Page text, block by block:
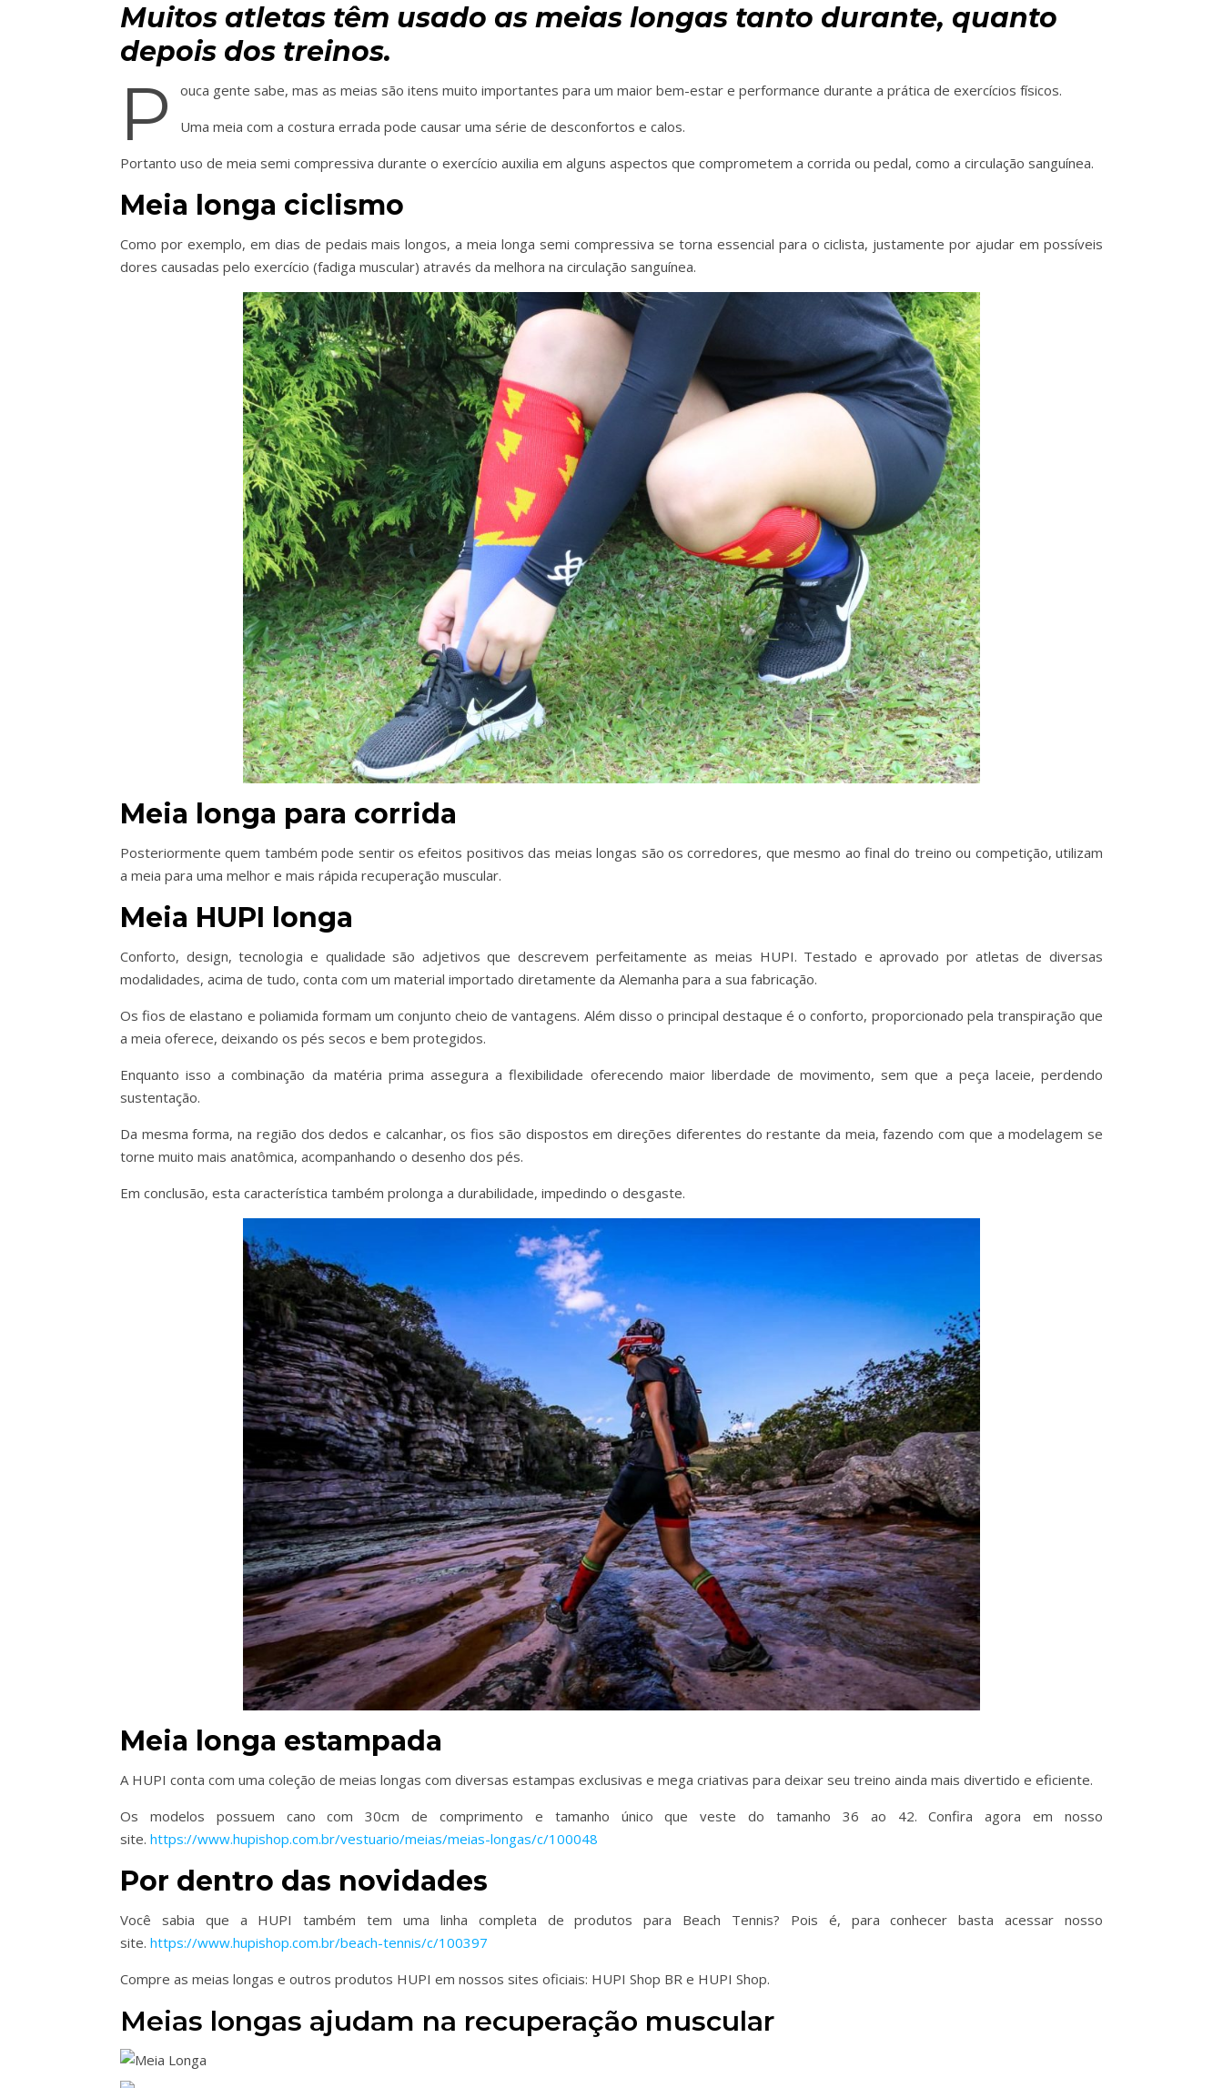
Muitos atletas têm usado as meias longas tanto durante, quanto
depois dos treinos.
P
ouca gente sabe, mas as meias são itens muito importantes para um maior bem-estar e performance durante a prática de exercícios físicos.
Uma meia com a costura errada pode causar uma série de desconfortos e calos.
Portanto uso de meia semi compressiva durante o exercício auxilia em alguns aspectos que comprometem a corrida ou pedal, como a circulação sanguínea.
Meia longa ciclismo
Como por exemplo, em dias de pedais mais longos, a meia longa semi compressiva se torna essencial para o ciclista, justamente por ajudar em possíveis
dores causadas pelo exercício (fadiga muscular) através da melhora na circulação sanguínea.
Meia longa para corrida
Posteriormente quem também pode sentir os efeitos positivos das meias longas são os corredores, que mesmo ao final do treino ou competição, utilizam
a meia para uma melhor e mais rápida recuperação muscular.
Meia HUPI longa
Conforto, design, tecnologia e qualidade são adjetivos que descrevem perfeitamente as meias HUPI. Testado e aprovado por atletas de diversas
modalidades, acima de tudo, conta com um material importado diretamente da Alemanha para a sua fabricação.
Os fios de elastano e poliamida formam um conjunto cheio de vantagens. Além disso o principal destaque é o conforto, proporcionado pela transpiração que
a meia oferece, deixando os pés secos e bem protegidos.
Enquanto isso a combinação da matéria prima assegura a flexibilidade oferecendo maior liberdade de movimento, sem que a peça laceie, perdendo
sustentação.
Da mesma forma, na região dos dedos e calcanhar, os fios são dispostos em direções diferentes do restante da meia, fazendo com que a modelagem se
torne muito mais anatômica, acompanhando o desenho dos pés.
Em conclusão, esta característica também prolonga a durabilidade, impedindo o desgaste.
Meia longa estampada
A HUPI conta com uma coleção de meias longas com diversas estampas exclusivas e mega criativas para deixar seu treino ainda mais divertido e eficiente.
Os modelos possuem cano com 30cm de comprimento e tamanho único que veste do tamanho 36 ao 42. Confira agora em nosso
site. https://www.hupishop.com.br/vestuario/meias/meias-longas/c/100048
Por dentro das novidades
Você sabia que a HUPI também tem uma linha completa de produtos para Beach Tennis? Pois é, para conhecer basta acessar nosso
site. https://www.hupishop.com.br/beach-tennis/c/100397
Compre as meias longas e outros produtos HUPI em nossos sites oficiais: HUPI Shop BR e HUPI Shop.
Meias longas ajudam na recuperação muscular